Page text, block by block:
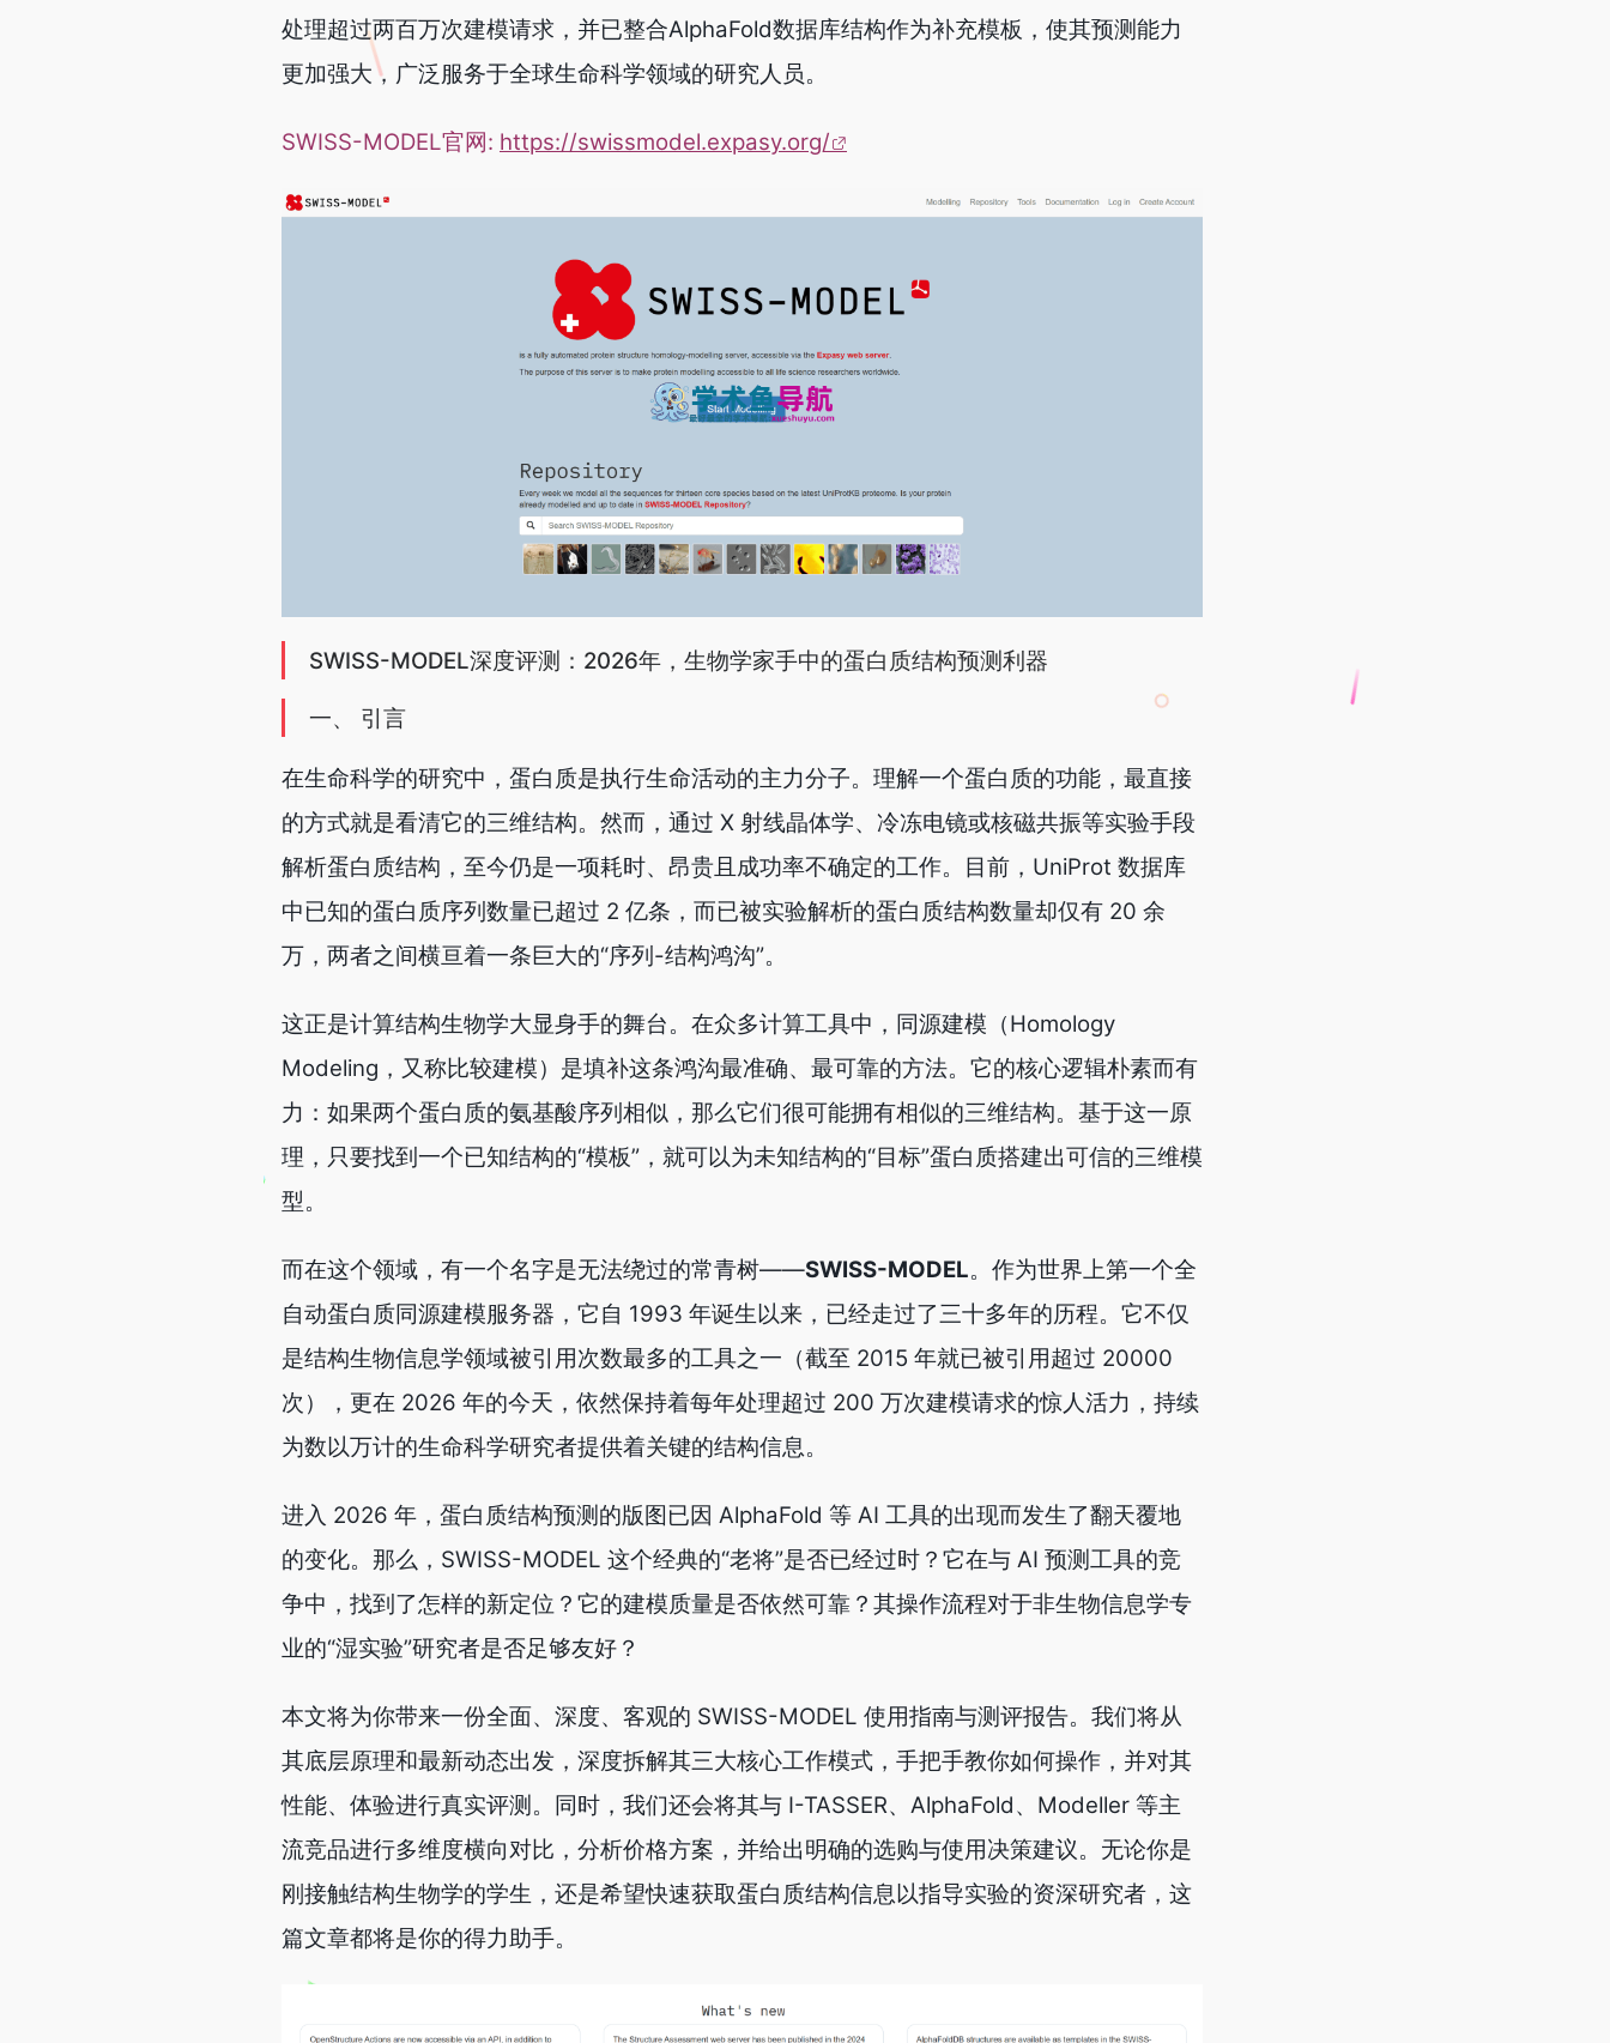
处理超过两百万次建模请求，并已整合AlphaFold数据库结构作为补充模板，使其预测能力
更加强大，广泛服务于全球生命科学领域的研究人员。
SWISS-MODEL官网: https://swissmodel.expasy.org/
SWISS-MODEL深度评测：2026年，生物学家手中的蛋白质结构预测利器
一、 引言
在生命科学的研究中，蛋白质是执行生命活动的主力分子。理解一个蛋白质的功能，最直接
的方式就是看清它的三维结构。然而，通过 X 射线晶体学、冷冻电镜或核磁共振等实验手段
解析蛋白质结构，至今仍是一项耗时、昂贵且成功率不确定的工作。目前，UniProt 数据库
中已知的蛋白质序列数量已超过 2 亿条，而已被实验解析的蛋白质结构数量却仅有 20 余
万，两者之间横亘着一条巨大的“序列-结构鸿沟”。
这正是计算结构生物学大显身手的舞台。在众多计算工具中，同源建模（Homology
Modeling，又称比较建模）是填补这条鸿沟最准确、最可靠的方法。它的核心逻辑朴素而有
力：如果两个蛋白质的氨基酸序列相似，那么它们很可能拥有相似的三维结构。基于这一原
理，只要找到一个已知结构的“模板”，就可以为未知结构的“目标”蛋白质搭建出可信的三维模
型。
而在这个领域，有一个名字是无法绕过的常青树——SWISS-MODEL。作为世界上第一个全
自动蛋白质同源建模服务器，它自 1993 年诞生以来，已经走过了三十多年的历程。它不仅
是结构生物信息学领域被引用次数最多的工具之一（截至 2015 年就已被引用超过 20000
次），更在 2026 年的今天，依然保持着每年处理超过 200 万次建模请求的惊人活力，持续
为数以万计的生命科学研究者提供着关键的结构信息。
进入 2026 年，蛋白质结构预测的版图已因 AlphaFold 等 AI 工具的出现而发生了翻天覆地
的变化。那么，SWISS-MODEL 这个经典的“老将”是否已经过时？它在与 AI 预测工具的竞
争中，找到了怎样的新定位？它的建模质量是否依然可靠？其操作流程对于非生物信息学专
业的“湿实验”研究者是否足够友好？
本文将为你带来一份全面、深度、客观的 SWISS-MODEL 使用指南与测评报告。我们将从
其底层原理和最新动态出发，深度拆解其三大核心工作模式，手把手教你如何操作，并对其
性能、体验进行真实评测。同时，我们还会将其与 I-TASSER、AlphaFold、Modeller 等主
流竞品进行多维度横向对比，分析价格方案，并给出明确的选购与使用决策建议。无论你是
刚接触结构生物学的学生，还是希望快速获取蛋白质结构信息以指导实验的资深研究者，这
篇文章都将是你的得力助手。